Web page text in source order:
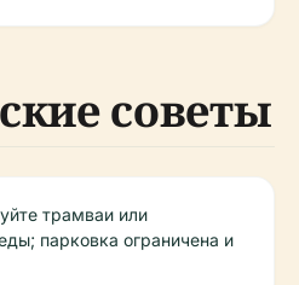
советы
трамваи или
парковка ограничена и